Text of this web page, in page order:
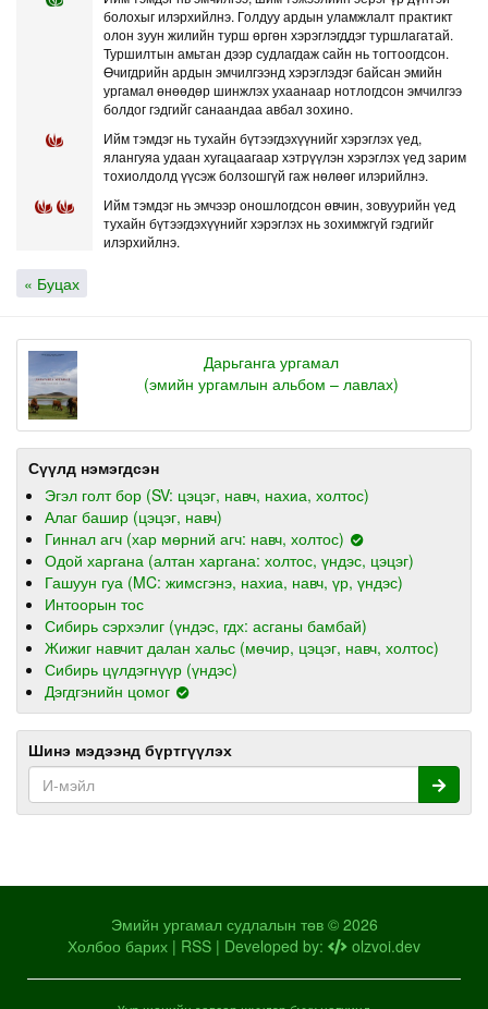
болохыг илэрхийлнэ. Голдуу ардын уламжлалт практикт
олон зуун жилийн турш өргөн хэрэглэгддэг туршлагатай.
Туршилтын амьтан дээр судлагдаж сайн нь тогтоогдсон.
Өчигдрийн ардын эмчилгээнд хэрэглэдэг байсан эмийн
ургамал өнөөдөр шинжлэх ухаанаар нотлогдсон эмчилгээ
болдог гэдгийг санаандаа авбал зохино.
Ийм тэмдэг нь тухайн бүтээгдэхүүнийг хэрэглэх үед,
ялангуяа удаан хугацаагаар хэтрүүлэн хэрэглэх үед зарим
тохиолдолд үүсэж болзошгүй гаж нөлөөг илэрийлнэ.
Ийм тэмдэг нь эмчээр оношлогдсон өвчин, зовуурийн үед
тухайн бүтээгдэхүүнийг хэрэглэх нь зохимжгүй гэдгийг
илэрхийлнэ.
« Буцах
Дарьганга ургамал
(эмийн ургамлын альбом – лавлах)
Сүүлд нэмэгдсэн
Эгэл голт бор (SV: цэцэг, навч, нахиа, холтос)
Алаг башир (цэцэг, навч)
Гиннал агч (хар мөрний агч: навч, холтос)
Одой харгана (алтан харгана: холтос, үндэс, цэцэг)
Гашуун гуа (MC: жимсгэнэ, нахиа, навч, үр, үндэс)
Интоорын тос
Сибирь сэрхэлиг (үндэс, гдх: асганы бамбай)
Жижиг навчит далан хальс (мөчир, цэцэг, навч, холтос)
Сибирь цүлдэгнүүр (үндэс)
Дэгдгэнийн цомог
Шинэ мэдээнд бүртгүүлэх
Эмийн ургамал судлалын төв © 2026
Холбоо барих | RSS | Developed by: olzvoi.dev